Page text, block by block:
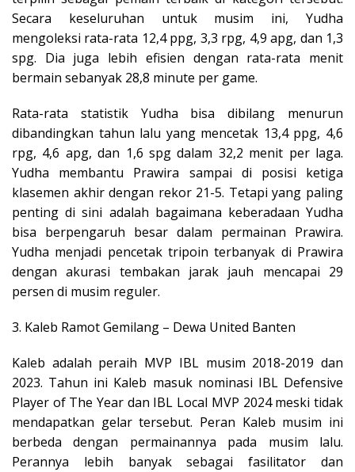
Secara keseluruhan untuk musim ini, Yudha
mengoleksi rata-rata 12,4 ppg, 3,3 rpg, 4,9 apg, dan 1,3
spg. Dia juga lebih efisien dengan rata-rata menit
bermain sebanyak 28,8 minute per game.
Rata-rata statistik Yudha bisa dibilang menurun
dibandingkan tahun lalu yang mencetak 13,4 ppg, 4,6
rpg, 4,6 apg, dan 1,6 spg dalam 32,2 menit per laga.
Yudha membantu Prawira sampai di posisi ketiga
klasemen akhir dengan rekor 21-5. Tetapi yang paling
penting di sini adalah bagaimana keberadaan Yudha
bisa berpengaruh besar dalam permainan Prawira.
Yudha menjadi pencetak tripoin terbanyak di Prawira
dengan akurasi tembakan jarak jauh mencapai 29
persen di musim reguler.
3. Kaleb Ramot Gemilang – Dewa United Banten
Kaleb adalah peraih MVP IBL musim 2018-2019 dan
2023. Tahun ini Kaleb masuk nominasi IBL Defensive
Player of The Year dan IBL Local MVP 2024 meski tidak
mendapatkan gelar tersebut. Peran Kaleb musim ini
berbeda dengan permainannya pada musim lalu.
Perannya lebih banyak sebagai fasilitator dan